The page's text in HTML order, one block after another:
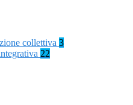
collettiva 3
22